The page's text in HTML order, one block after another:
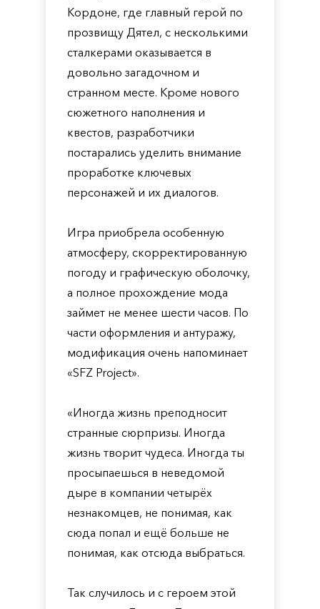
Кордоне, где главный герой по
прозвищу Дятел, с несколькими
сталкерами оказывается в
довольно загадочном и
странном месте. Кроме нового
сюжетного наполнения и
квестов, разработчики
постарались уделить внимание
проработке ключевых
персонажей и их диалогов.
Игра приобрела особенную
атмосферу, скорректированную
погоду и графическую оболочку,
а полное прохождение мода
займет не менее шести часов. По
части оформления и антуражу,
модификация очень напоминает
«SFZ Project».
«Иногда жизнь преподносит
странные сюрпризы. Иногда
жизнь творит чудеса. Иногда ты
просыпаешься в неведомой
дыре в компании четырёх
незнакомцев, не понимая, как
сюда попал и ещё больше не
понимая, как отсюда выбраться.
Так случилось и с героем этой